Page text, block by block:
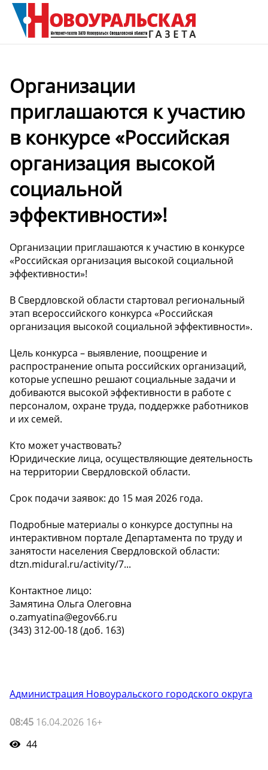
Организации
приглашаются к участию
в конкурсе «Российская
организация высокой
социальной
эффективности»!
Организации приглашаются к участию в конкурсе
«Российская организация высокой социальной
эффективности»!
В Свердловской области стартовал региональный
этап всероссийского конкурса «Российская
организация высокой социальной эффективности».
Цель конкурса – выявление, поощрение и
распространение опыта российских организаций,
которые успешно решают социальные задачи и
добиваются высокой эффективности в работе с
персоналом, охране труда, поддержке работников
и их семей.
Кто может участвовать?
Юридические лица, осуществляющие деятельность
на территории Свердловской области.
Срок подачи заявок: до 15 мая 2026 года.
Подробные материалы о конкурсе доступны на
интерактивном портале Департамента по труду и
занятости населения Свердловской области:
dtzn.midural.ru/activity/7...
Контактное лицо:
Замятина Ольга Олеговна
o.zamyatina@egov66.ru
(343) 312-00-18 (доб. 163)
Администрация Новоуральского городского округа
08:45 16.04.2026 16+
44